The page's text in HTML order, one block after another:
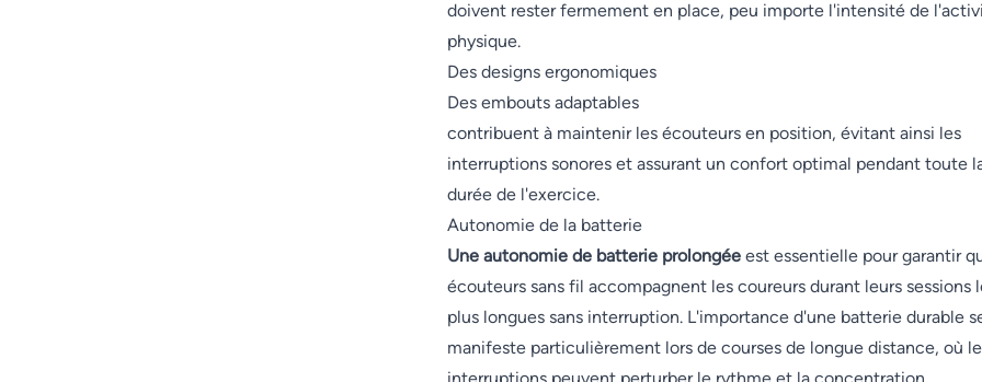
doivent rester fermement en place, peu importe l'intensité de
physique.
Des designs ergonomiques
Des embouts adaptables
contribuent à maintenir les écouteurs en position, évitant ainsi les
interruptions sonores et assurant un confort optimal pendant toute
durée de l'exercice.
Autonomie de la batterie
Une autonomie de batterie prolongée est essentielle pour garantir
écouteurs sans fil accompagnent les coureurs durant leurs sessions
plus longues sans interruption. L'importance d'une batterie durable
manifeste particulièrement lors de courses de longue distance, où